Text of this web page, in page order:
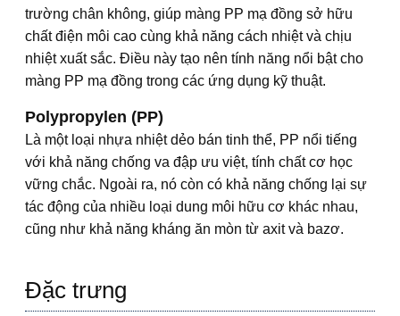
trường chân không, giúp màng PP mạ đồng sở hữu
chất điện môi cao cùng khả năng cách nhiệt và chịu
nhiệt xuất sắc. Điều này tạo nên tính năng nổi bật cho
màng PP mạ đồng trong các ứng dụng kỹ thuật.
Polypropylen (PP)
Là một loại nhựa nhiệt dẻo bán tinh thể, PP nổi tiếng
với khả năng chống va đập ưu việt, tính chất cơ học
vững chắc. Ngoài ra, nó còn có khả năng chống lại sự
tác động của nhiều loại dung môi hữu cơ khác nhau,
cũng như khả năng kháng ăn mòn từ axit và bazơ.
Đặc trưng